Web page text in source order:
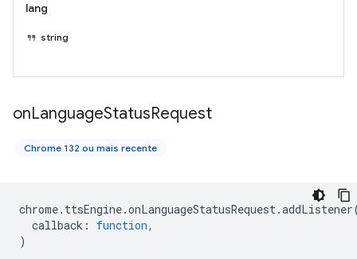
lang
string
onLanguageStatusRequest
Chrome 132 ou mais recente
chrome. ttsEngine.onLanguageStatusRequest.addListener
callback : function,
)